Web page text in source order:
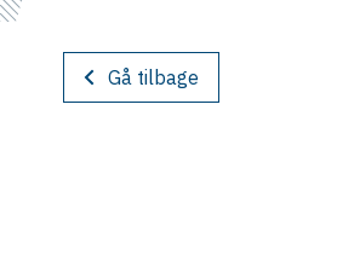
Gå tilbage